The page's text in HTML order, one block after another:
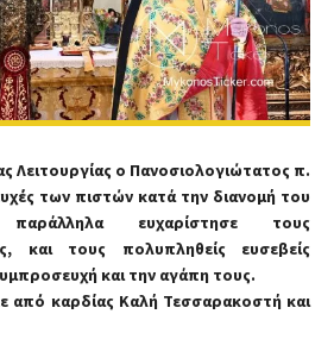
Λειτουργίας ο Πανοσιολογιώτατος π.
των πιστών κατά την διανομή του
ευχαρίστησε τους
και τους πολυπληθείς ευσεβείς
και την αγάπη τους.
από καρδίας Καλή Τεσσαρακοστή και